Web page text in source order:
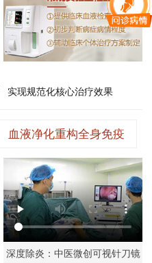
实现规范化核心治疗效果
血液净化重构全身免疫
深度除炎：中医微创可视针刀镜